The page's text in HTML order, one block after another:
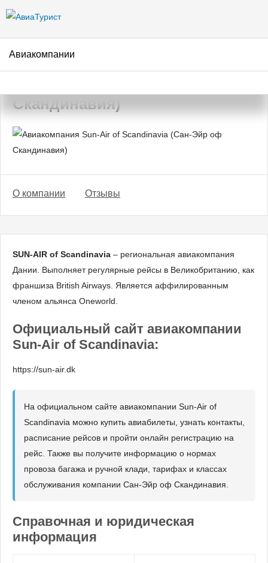
Авиакомпании
Авиакомпания Sun-Air of
Скандинавия)
О компании Отзывы
SUN-AIR of Scandinavia – региональная авиакомпания
Дании. Выполняет регулярные рейсы в Великобританию, как
франшиза British Airways. Является аффилированным
членом альянса Oneworld.
Официальный сайт авиакомпании
Sun-Air of Scandinavia:
https://sun-air.dk
На официальном сайте авиакомпании Sun-Air of
Scandinavia можно купить авиабилеты, узнать контакты,
расписание рейсов и пройти онлайн регистрацию на
рейс. Также вы получите информацию о нормах
провоза багажа и ручной клади, тарифах и классах
обслуживания компании Сан-Эйр оф Скандинавия.
Справочная и юридическая
информация